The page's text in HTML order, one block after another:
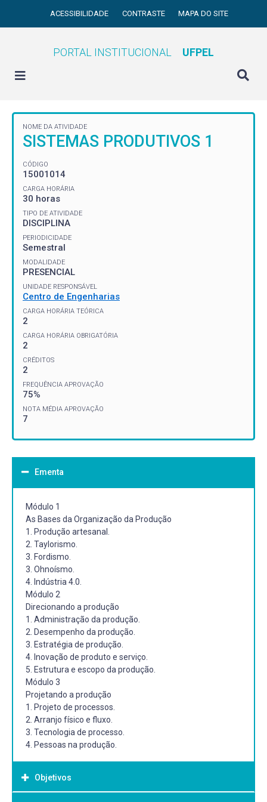
ACESSIBILIDADE CONTRASTE MAPA DO SITE
PORTAL INSTITUCIONAL UFPEL
NOME DA ATIVIDADE
SISTEMAS PRODUTIVOS 1
CÓDIGO
15001014
CARGA HORÁRIA
30 horas
TIPO DE ATIVIDADE
DISCIPLINA
PERIODICIDADE
Semestral
MODALIDADE
PRESENCIAL
UNIDADE RESPONSÁVEL
Centro de Engenharias
CARGA HORÁRIA TEÓRICA
2
CARGA HORÁRIA OBRIGATÓRIA
2
CRÉDITOS
2
FREQUÊNCIA APROVAÇÃO
75%
NOTA MÉDIA APROVAÇÃO
7
Ementa
Módulo 1
As Bases da Organização da Produção
1. Produção artesanal.
2. Taylorismo.
3. Fordismo.
3. Ohnoísmo.
4. Indústria 4.0.
Módulo 2
Direcionando a produção
1. Administração da produção.
2. Desempenho da produção.
3. Estratégia de produção.
4. Inovação de produto e serviço.
5. Estrutura e escopo da produção.
Módulo 3
Projetando a produção
1. Projeto de processos.
2. Arranjo físico e fluxo.
3. Tecnologia de processo.
4. Pessoas na produção.
Objetivos